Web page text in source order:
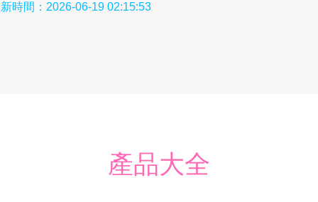
時間：2026-06-19 02:15:53
產品大全